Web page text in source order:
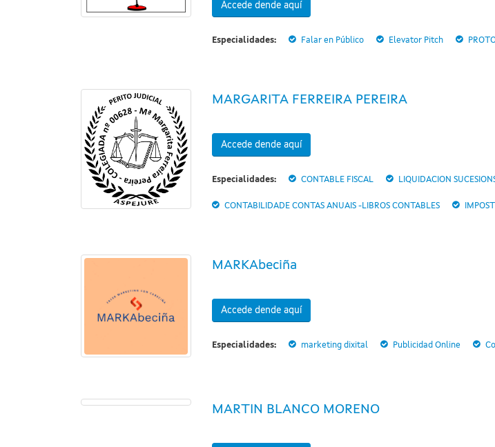
Accede dende aquí
Especialidades: Falar en Público Elevator Pitch
MARGARITA FERREIRA PEREIRA
Accede dende aquí
Especialidades: CONTABLE FISCAL LIQUIDACION
CONTABILIDADE CONTAS ANUAIS -LIBROS CONTABLES
MARKAbeciña
Accede dende aquí
Especialidades: marketing dixital Publicidad Online
MARTIN BLANCO MORENO